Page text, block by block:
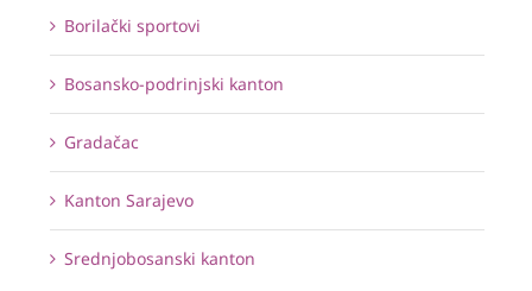
Borilački sportovi
Bosansko-podrinjski kanton
Gradačac
Kanton Sarajevo
Srednjobosanski kanton